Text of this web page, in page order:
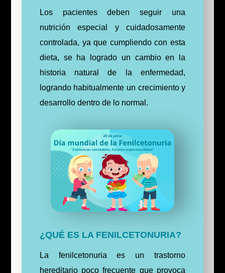
Los pacientes deben seguir una
nutrición especial y cuidadosamente
controlada, ya que cumpliendo con esta
dieta, se ha logrado un cambio en la
historia natural de la enfermedad,
logrando habitualmente un crecimiento y
desarrollo dentro de lo normal.
¿QUÉ ES LA FENILCETONURIA?
La fenilcetonuria es un trastorno
hereditario poco frecuente que provoca